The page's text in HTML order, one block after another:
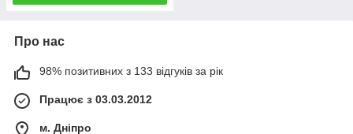
Про нас
98% позитивних з 133 відгуків за рік
Працює з 03.03.2012
м. Дніпро